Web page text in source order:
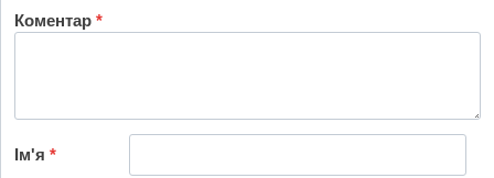
Коментар*
Ім'я*